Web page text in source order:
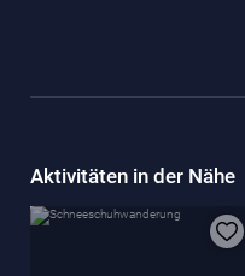
Aktivitäten in der Nähe